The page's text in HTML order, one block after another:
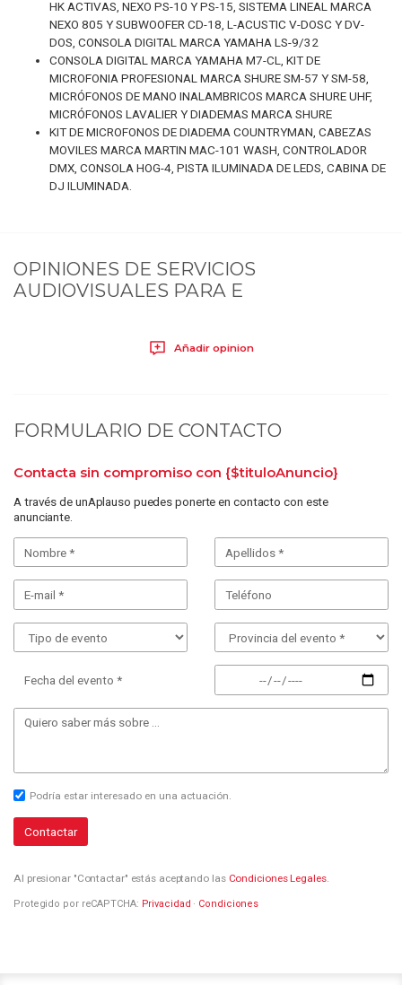
HK ACTIVAS, NEXO PS-10 Y PS-15, SISTEMA LINEAL MARCA
NEXO 805 Y SUBWOOFER CD-18, L-ACUSTIC V-DOSC Y DV-
DOS, CONSOLA DIGITAL MARCA YAMAHA LS-9/32
CONSOLA DIGITAL MARCA YAMAHA M7-CL, KIT DE
MICROFONIA PROFESIONAL MARCA SHURE SM-57 Y SM-58,
MICRÓFONOS DE MANO INALAMBRICOS MARCA SHURE UHF,
MICRÓFONOS LAVALIER Y DIADEMAS MARCA SHURE
KIT DE MICROFONOS DE DIADEMA COUNTRYMAN, CABEZAS
MOVILES MARCA MARTIN MAC-101 WASH, CONTROLADOR
DMX, CONSOLA HOG-4, PISTA ILUMINADA DE LEDS, CABINA DE
DJ ILUMINADA.
OPINIONES DE SERVICIOS
AUDIOVISUALES PARA E
Añadir opinion
FORMULARIO DE CONTACTO
Contacta sin compromiso con {$tituloAnuncio}
A través de unAplauso puedes ponerte en contacto con este
anunciante.
Fecha del evento *
Podría estar interesado en una actuación.
Contactar
Al presionar "Contactar" estás aceptando las Condiciones Legales.
Protegido por reCAPTCHA: Privacidad · Condiciones